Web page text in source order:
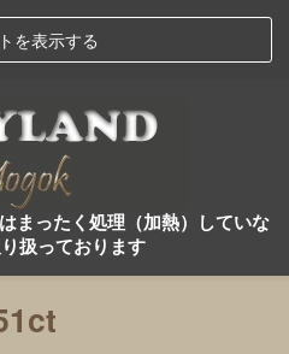
を表示する
まったく処理（加熱）していな
扱っております